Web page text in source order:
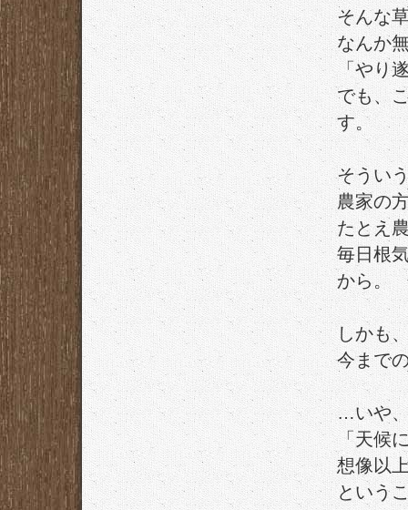
そんな
なんか
「やり
でも、
す。
そうい
農家の
たとえ
毎日根
から。
しかも
今まで
…いや
「天候
想像以
という